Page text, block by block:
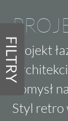
FILTRYProjekt
Pomysł
Styl retro